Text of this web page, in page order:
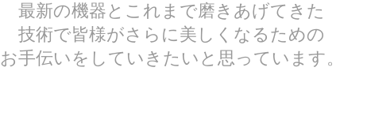
最新の機器とこれまで磨きあげてきた
技術で皆様がさらに美しくなるための
お手伝いをしていきたいと思っています。